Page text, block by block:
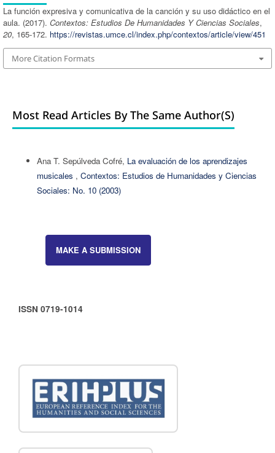
La función expresiva y comunicativa de la canción y su uso didáctico en el
aula. (2017). Contextos: Estudios De Humanidades Y Ciencias Sociales,
20, 165-172. https://revistas.umce.cl/index.php/contextos/article/view/451
More Citation Formats
Most Read Articles By The Same Author(s)
Ana T. Sepúlveda Cofré, La evaluación de los aprendizajes
musicales , Contextos: Estudios de Humanidades y Ciencias
Sociales: No. 10 (2003)
MAKE A SUBMISSION
ISSN 0719-1014